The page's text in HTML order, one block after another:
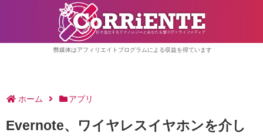
弊媒体はアフィリエイトプログラムによる収益を得ています
ホーム アプリ
Evernote、ワイヤレスイヤホンを介し